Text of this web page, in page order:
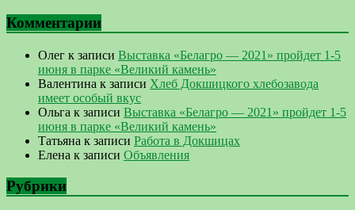
Комментарии
Олег к записи Выставка «Белагро — 2021» пройдет 1-5
июня в парке «Великий камень»
Валентина к записи Хлеб Докшицкого хлебозавода
имеет особый вкус
Ольга к записи Выставка «Белагро — 2021» пройдет 1-5
июня в парке «Великий камень»
Татьяна к записи Работа в Докшицах
Елена к записи Объявления
Рубрики